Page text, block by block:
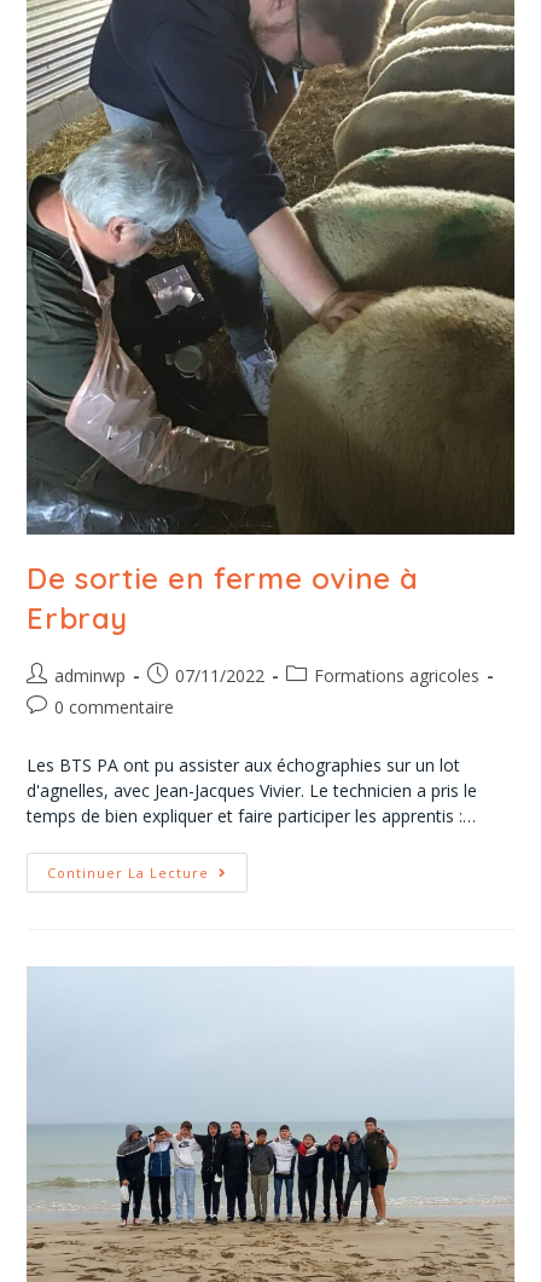
De sortie en ferme ovine à
Erbray
adminwp 07/11/2022
Formations agricoles
0 commentaire
Les BTS PA ont pu assister aux échographies sur un lot
d'agnelles, avec Jean-Jacques Vivier. Le technicien a pris le
temps de bien expliquer et faire participer les apprentis :…
Continuer La Lecture